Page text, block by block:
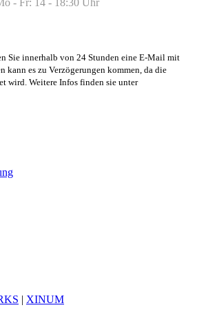
- Fr: 14 - 18:30 Uhr
Sie innerhalb von 24 Stunden eine E-Mail mit
kann es zu Verzögerungen kommen, da die
wird. Weitere Infos finden sie unter
| XINUM